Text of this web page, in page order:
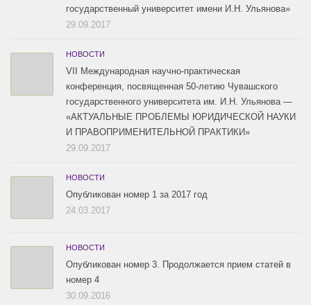
государственный университет имени И.Н. Ульянова»
29.09.2017
НОВОСТИ
VII Международная научно-практическая
конференция, посвященная 50-летию Чувашского
государственного университета им. И.Н. Ульянова —
«АКТУАЛЬНЫЕ ПРОБЛЕМЫ ЮРИДИЧЕСКОЙ НАУКИ
И ПРАВОПРИМЕНИТЕЛЬНОЙ ПРАКТИКИ»
29.09.2017
НОВОСТИ
Опубликован номер 1 за 2017 год
24.03.2017
НОВОСТИ
Опубликован номер 3. Продолжается прием статей в
номер 4
30.09.2016